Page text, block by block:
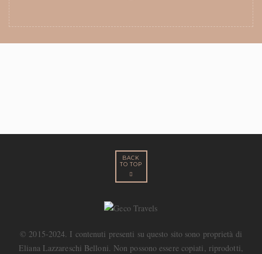
BACK
TO TOP
© 2015-2024. I contenuti presenti su questo sito sono proprietà di
Eliana Lazzareschi Belloni. Non possono essere copiati, riprodotti,